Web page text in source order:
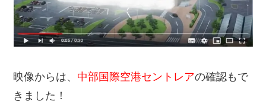
映像からは、 中部国際空港セントレアの確認もで
きました！